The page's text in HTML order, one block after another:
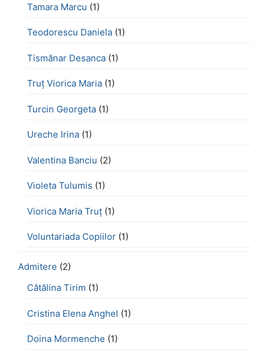
Tamara Marcu (1)
Teodorescu Daniela (1)
Tismănar Desanca (1)
Truț Viorica Maria (1)
Turcin Georgeta (1)
Ureche Irina (1)
Valentina Banciu (2)
Violeta Tulumis (1)
Viorica Maria Truț (1)
Voluntariada Copiilor (1)
Admitere (2)
Cătălina Tirim (1)
Cristina Elena Anghel (1)
Doina Mormenche (1)